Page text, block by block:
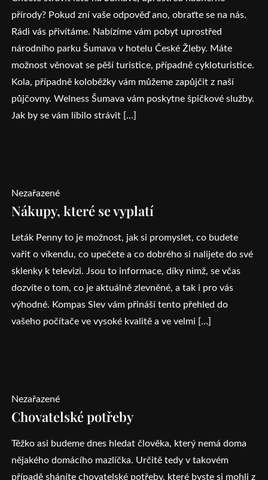
přírody? Pokud zní vaše odpověď ano, obraťte se na nás.
Rádi vás přivítáme. Nabízíme vám pobyt uprostřed
národního parku Šumava v hotelu České Žleby. Máte
možnost věnovat se pěší turistice, případně cykloturistice.
Kola, případně koloběžky vám můžeme zapůjčit z naší
půjčovny. Welness Šumava vám poskytne špičkové služby.
Jak by se vám líbilo strávit […]
Nezařazené
Nákupy, které se vyplatí
Leták Penny to je možnost, jak si promyslet, co budete
vařit o víkendu, co upečete a co dobrého si nalijete do své
sklenky k televizi. Jsou to informace, díky nimž, se včas
dozvíte o tom, co je aktuálně zlevněné, a tak i pro vás
výhodné. Kompas Slev vám přináší tento přehled do
vašeho počítače ve vysoké kvalitě a ve velmi […]
Nezařazené
Chovatelské potřeby
Těžko asi budeme dnes hledat člověka, který nemá doma
nějakého domácího mazlíčka. Určitě tedy v takovém
případě sháníte chovatelské potřeby, které byste si mohli z